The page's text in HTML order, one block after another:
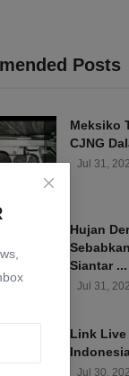
Posts
Meksiko
CJNG
Jul 31,
Hujan
Siantar ...
Jul 31,
Link Live
Jul 30,